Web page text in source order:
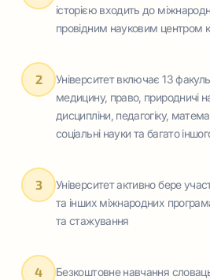
історією входить до
провідним науковим центром
2
Університет включає 13
медицину, право, природничі
дисципліни, педагогіку,
соціальні науки та багато
3
Університет активно бере
та інших міжнародних
та стажування
4
Безкоштовне навчання